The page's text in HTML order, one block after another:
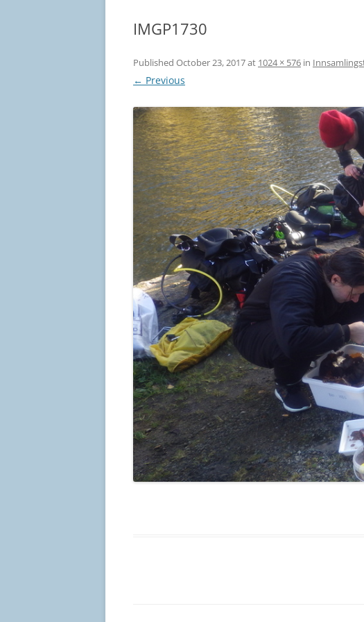
IMGP1730
Published October 23, 2017at 1024 × 576 in
← Previous